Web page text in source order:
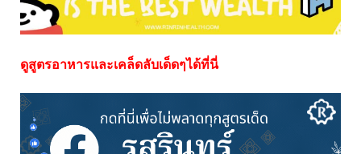
ดูสูตรอาหารและเคล็ดลับเด็ดๆได้ที่นี่